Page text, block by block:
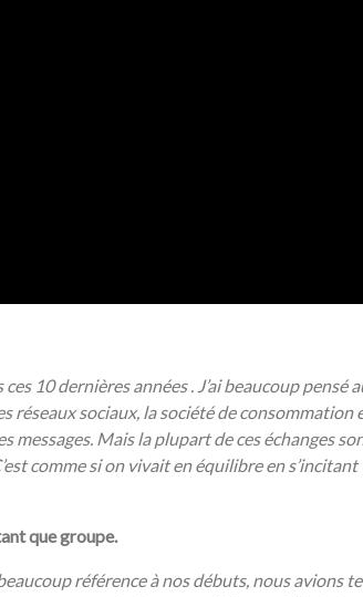
10 dernières années . J’ai beaucoup
sociaux, la société de
Mais la plupart de ces échanges
comme si on vivait en équilibre en
que groupe.
référence à nos débuts, nous avions